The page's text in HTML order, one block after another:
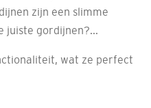
zijn een slimme
juiste gordijnen?...
wat ze perfect